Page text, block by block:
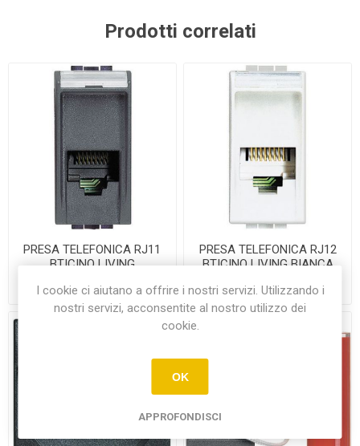
Prodotti correlati
PRESA TELEFONICA RJ11
BTICINO LIVING
€14,60
PRESA TELEFONICA RJ12
BTICINO LIVING BIANCA
€14,60
I cookie ci aiutano a offrire i nostri servizi. Utilizzando i
nostri servizi, acconsentite al nostro utilizzo dei
cookie.
OK
APPROFONDISCI